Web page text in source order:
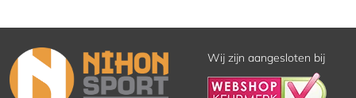
Wij zijn aangesloten bij